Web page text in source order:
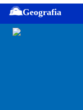
Geografia